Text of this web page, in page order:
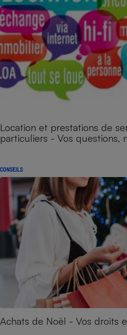
Location et prestations de
particuliers - Vos questions,
CONSEILS
Achats de Noël - Vos droits